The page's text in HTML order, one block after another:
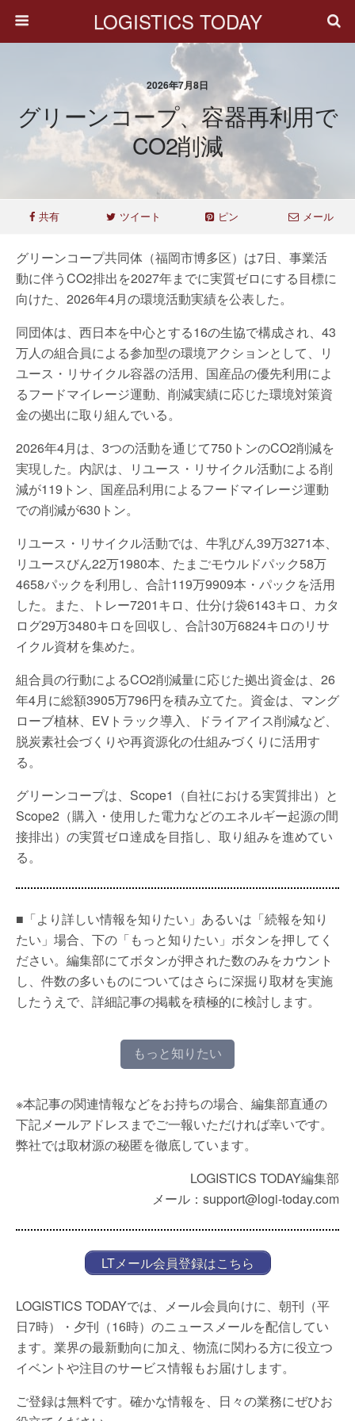
LOGISTICS TODAY
2026年7月8日
グリーンコープ、容器再利用で
CO2削減
共有 ツイート ピン メール
グリーンコープ共同体（福岡市博多区）は7日、事業活
動に伴うCO2排出を2027年までに実質ゼロにする目標に
向けた、2026年4月の環境活動実績を公表した。
同団体は、西日本を中心とする16の生協で構成され、43
万人の組合員による参加型の環境アクションとして、リ
ユース・リサイクル容器の活用、国産品の優先利用によ
るフードマイレージ運動、削減実績に応じた環境対策資
金の拠出に取り組んでいる。
2026年4月は、3つの活動を通じて750トンのCO2削減を
実現した。内訳は、リユース・リサイクル活動による削
減が119トン、国産品利用によるフードマイレージ運動
での削減が630トン。
リユース・リサイクル活動では、牛乳びん39万3271本、
リユースびん22万1980本、たまごモウルドパック58万
4658パックを利用し、合計119万9909本・パックを活用
した。また、トレー7201キロ、仕分け袋6143キロ、カタ
ログ29万3480キロを回収し、合計30万6824キロのリサ
イクル資材を集めた。
組合員の行動によるCO2削減量に応じた拠出資金は、26
年4月に総額3905万796円を積み立てた。資金は、マング
ローブ植林、EVトラック導入、ドライアイス削減など、
脱炭素社会づくりや再資源化の仕組みづくりに活用す
る。
グリーンコープは、Scope1（自社における実質排出）と
Scope2（購入・使用した電力などのエネルギー起源の間
接排出）の実質ゼロ達成を目指し、取り組みを進めてい
る。
■「より詳しい情報を知りたい」あるいは「続報を知り
たい」場合、下の「もっと知りたい」ボタンを押してく
ださい。編集部にてボタンが押された数のみをカウント
し、件数の多いものについてはさらに深掘り取材を実施
したうえで、詳細記事の掲載を積極的に検討します。
もっと知りたい
※本記事の関連情報などをお持ちの場合、編集部直通の
下記メールアドレスまでご一報いただければ幸いです。
弊社では取材源の秘匿を徹底しています。
LOGISTICS TODAY編集部
メール：support@logi-today.com
LTメール会員登録はこちら
LOGISTICS TODAYでは、メール会員向けに、朝刊（平
日7時）・夕刊（16時）のニュースメールを配信してい
ます。業界の最新動向に加え、物流に関わる方に役立つ
イベントや注目のサービス情報もお届けします。
ご登録は無料です。確かな情報を、日々の業務にぜひお